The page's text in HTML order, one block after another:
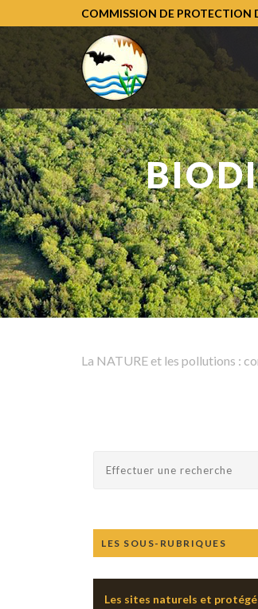
COMMISSION DE PROTECTION
La NATURE et les pollutions :
LES SOUS-RUBRIQUES
Les sites naturels et